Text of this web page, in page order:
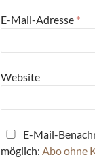
E-Mail-Adresse *
Website
E-Mail-
möglich: Abo ohne